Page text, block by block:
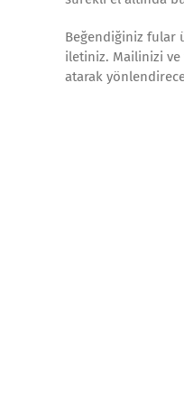
Beğendiğiniz fular
iletiniz. Mailinizi ve
atarak